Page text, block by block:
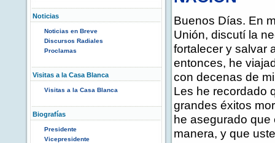
Noticias
Noticias en Breve
Discursos Radiales
Proclamas
Visitas a la Casa Blanca
Visitas a la Casa Blanca
Biografías
Presidente
Vicepresidente
Buenos Días. En
Unión, discutí la
fortalecer y salvar
entonces, he
con decenas de
Les he recordado
grandes éxitos
he asegurado que
manera, y que